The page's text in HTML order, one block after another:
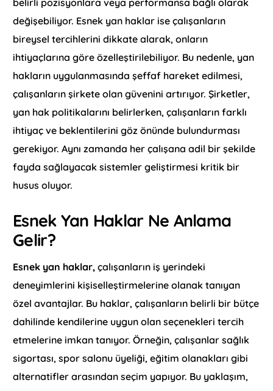
değişebiliyor. Esnek yan haklar ise çalışanların
bireysel tercihlerini dikkate alarak, onların
ihtiyaçlarına göre özelleştirilebiliyor. Bu nedenle, yan
hakların uygulanmasında şeffaf hareket edilmesi,
çalışanların şirkete olan güvenini artırıyor. Şirketler,
yan hak politikalarını belirlerken, çalışanların farklı
ihtiyaç ve beklentilerini göz önünde bulundurması
gerekiyor. Aynı zamanda her çalışana adil bir şekilde
fayda sağlayacak sistemler geliştirmesi kritik bir
husus oluyor.
Esnek Yan Haklar Ne Anlama
Gelir?
Esnek yan haklar, çalışanların iş yerindeki
deneyimlerini kişiselleştirmelerine olanak tanıyan
özel avantajlar. Bu haklar, çalışanların belirli bir bütçe
dahilinde kendilerine uygun olan seçenekleri tercih
etmelerine imkan tanıyor. Örneğin, çalışanlar sağlık
sigortası, spor salonu üyeliği, eğitim olanakları gibi
alternatifler arasından seçim yapıyor. Bu yaklaşım,